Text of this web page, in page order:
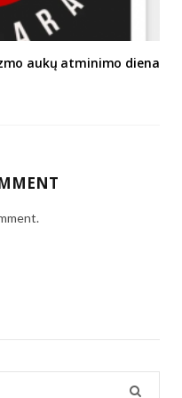
aukų atminimo diena